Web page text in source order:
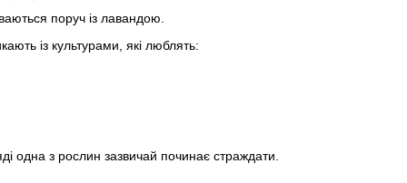
поруч із лавандою.
із культурами, які люблять:
одна з рослин зазвичай починає страждати.